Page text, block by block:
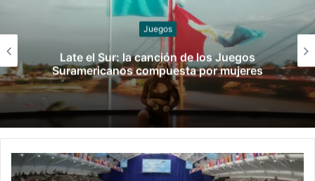
Slider
¡Ellos son! Los boxeadores argentinos que
pelearán en los Juegos Suramericanos